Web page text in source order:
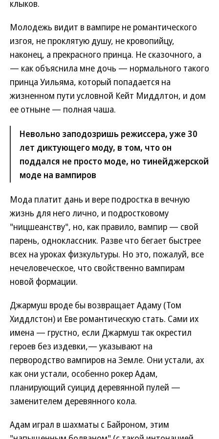
клыков.
Молодежь видит в вампире не романтического
изгоя, не проклятую душу, не кровопийцу,
наконец, а прекрасного принца. Не сказочного, а
— как объяснила мне дочь — нормального такого
принца Уильяма, который попадается на
жизненном пути условной Кейт Миддлтон, и дом
ее отныне — полная чаша.
Невольно заподозришь режиссера, уже 30
лет диктующего моду, в том, что он
поддался не просто моде, но тинейджерской
моде на вампиров
Мода платит дань и вере подростка в вечную
жизнь для него лично, и подростковому
"ницшеанству", но, как правило, вампир — свой
парень, одноклассник. Разве что бегает быстрее
всех на уроках физкультуры. Но это, пожалуй, все
нечеловеческое, что свойственно вампирам
новой формации.
Джармуш вроде бы возвращает Адаму (Том
Хиддлстон) и Еве романтическую стать. Сами их
имена — грустно, если Джармуш так окрестил
героев без издевки,— указывают на
первородство вампиров на Земле. Они устали, ах
как они устали, особенно рокер Адам,
планирующий суицид деревянной пулей —
заменителем деревянного кола.
Адам играл в шахматы с Байроном, этим